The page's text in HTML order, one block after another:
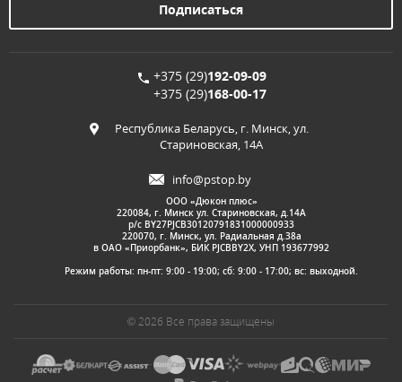
+375 (29)192-09-09
+375 (29)168-00-17
Республика Беларусь, г. Минск, ул.
Стариновская, 14А
info@pstop.by
ООО «Дюкон плюс»
220084, г. Минск ул. Стариновская, д.14А
р/с BY27PJCB30120791831000000933
220070, г. Минск, ул. Радиальная д.38а
в ОАО «Приорбанк», БИК PJCBBY2X, УНП 193677992
Режим работы: пн-пт: 9:00 - 19:00; сб: 9:00 - 17:00; вс: выходной.
© 2026 Все права защищены